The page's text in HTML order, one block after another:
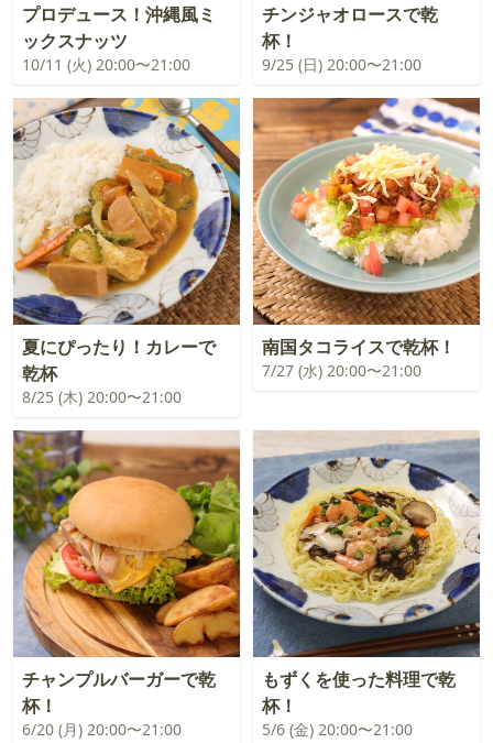
プロデュース！沖縄風ミ
ックスナッツ
10/11 (火) 20:00〜21:00
チンジャオロースで乾
杯！
9/25 (日) 20:00〜21:00
夏にぴったり！カレーで
乾杯
8/25 (木) 20:00〜21:00
南国タコライスで乾杯！
7/27 (水) 20:00〜21:00
チャンプルバーガーで乾
杯！
6/20 (月) 20:00〜21:00
もずくを使った料理で乾
杯！
5/6 (金) 20:00〜21:00